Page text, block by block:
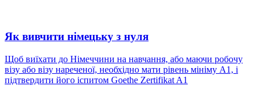
Як вивчити німецьку з нуля
Щоб виїхати до Німеччини на навчання, або маючи робочу
візу або візу нареченої, необхідно мати рівень мініму А1, і
підтвердити його іспитом Goethe Zertifikat A1